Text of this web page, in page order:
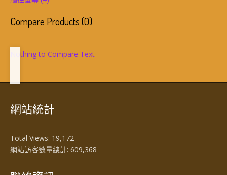
Compare Products(0)
Nothing to Compare Text
網站統計
Total Views: 19,172
網站訪客數量總計: 609,368